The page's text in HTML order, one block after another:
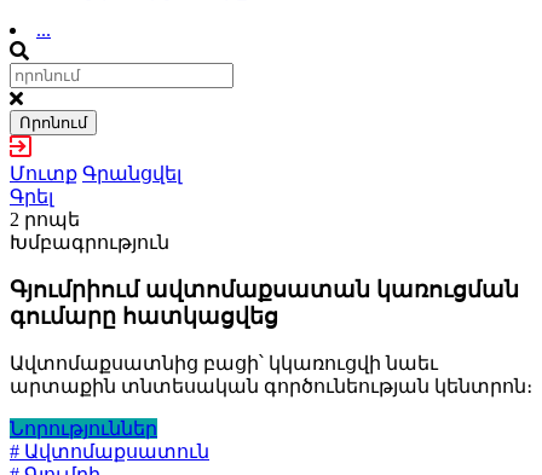
...
Որոնում
Մուտք Գրանցվել
Գրել
2 րոպե
Խմբագրություն
Գյումրիում ավտոմաքսատան կառուցման
գումարը հատկացվեց
Ավտոմաքսատնից բացի՝ կկառուցվի նաեւ
արտաքին տնտեսական գործունեության կենտրոն։
Նորություններ
# Ավտոմաքսատուն